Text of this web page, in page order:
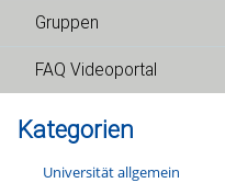
Gruppen
FAQ Videoportal
Kategorien
Universität allgemein